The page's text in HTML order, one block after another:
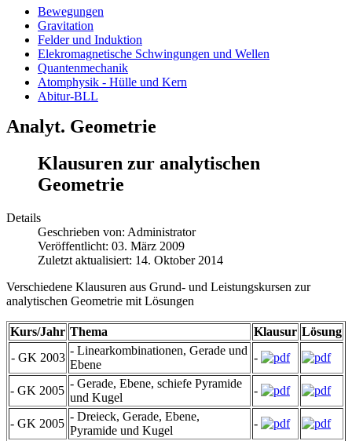
Bewegungen
Gravitation
Felder und Induktion
Elekromagnetische Schwingungen und Wellen
Quantenmechanik
Atomphysik - Hülle und Kern
Abitur-BLL
Analyt. Geometrie
Klausuren zur analytischen
Geometrie
Details
Geschrieben von: Administrator
Veröffentlicht: 03. März 2009
Zuletzt aktualisiert: 14. Oktober 2014
Verschiedene Klausuren aus Grund- und Leistungskursen zur
analytischen Geometrie mit Lösungen
Kurs/Jahr Thema Klausur Lösung
- GK 2003
- Linearkombinationen, Gerade und
Ebene
-
- GK 2005
- Gerade, Ebene, schiefe Pyramide
und Kugel
-
- GK 2005
- Dreieck, Gerade, Ebene,
Pyramide und Kugel
-